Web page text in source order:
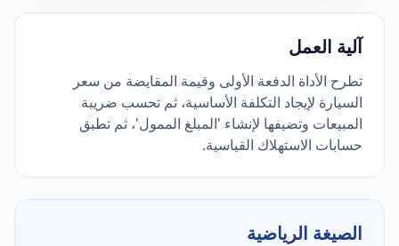
آلية العمل
تطرح الأداة الدفعة الأولى وقيمة المقايضة من سعر
السيارة لإيجاد التكلفة الأساسية، ثم تحسب ضريبة
المبيعات وتضيفها لإنشاء 'المبلغ الممول'، ثم تطبق
حسابات الاستهلاك القياسية.
الصيغة الرياضية